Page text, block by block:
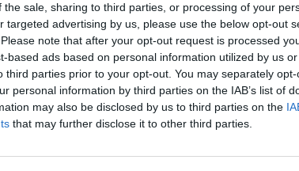
the sale, sharing to third parties, or processing of your
targeted advertising by us, please use the below opt-out
note that after your opt-out request is processed
based ads based on personal information utilized by us
third parties prior to your opt-out. You may separately
personal information by third parties on the IAB’s list of
may also be disclosed by us to third parties on the
that may further disclose it to other third parties.